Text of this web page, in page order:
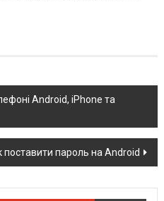
Android, iPhone та
поставити пароль на Android